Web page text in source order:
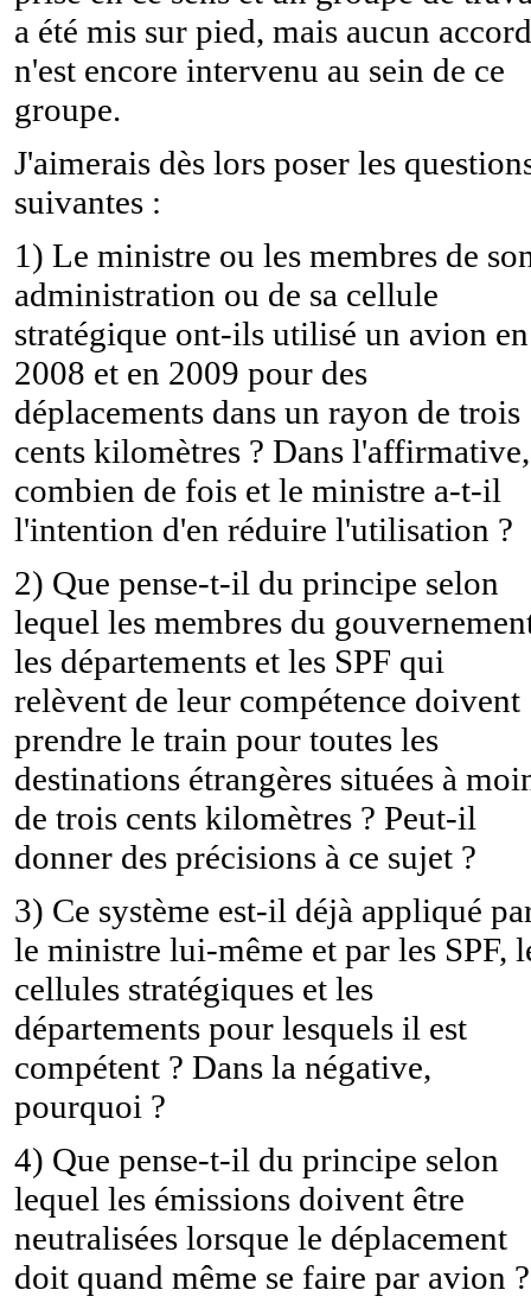
a été mis sur pied, mais aucun accord
n'est encore intervenu au sein de ce
groupe.
J'aimerais dès lors poser les
suivantes :
1) Le ministre ou les membres de
administration ou de sa cellule
stratégique ont-ils utilisé un avion en
2008 et en 2009 pour des
déplacements dans un rayon de trois
cents kilomètres ? Dans l'affirmative,
combien de fois et le ministre a-t-il
l'intention d'en réduire l'utilisation ?
2) Que pense-t-il du principe selon
lequel les membres du
les départements et les SPF qui
relèvent de leur compétence doivent
prendre le train pour toutes les
destinations étrangères situées à
de trois cents kilomètres ? Peut-il
donner des précisions à ce sujet ?
3) Ce système est-il déjà appliqué
le ministre lui-même et par les SPF,
cellules stratégiques et les
départements pour lesquels il est
compétent ? Dans la négative,
pourquoi ?
4) Que pense-t-il du principe selon
lequel les émissions doivent être
neutralisées lorsque le déplacement
doit quand même se faire par avion ?